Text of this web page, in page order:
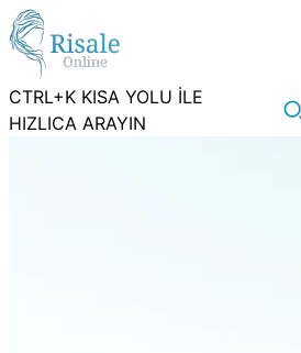
CTRL+K KISA YOLU İLE
HIZLICA ARAYIN